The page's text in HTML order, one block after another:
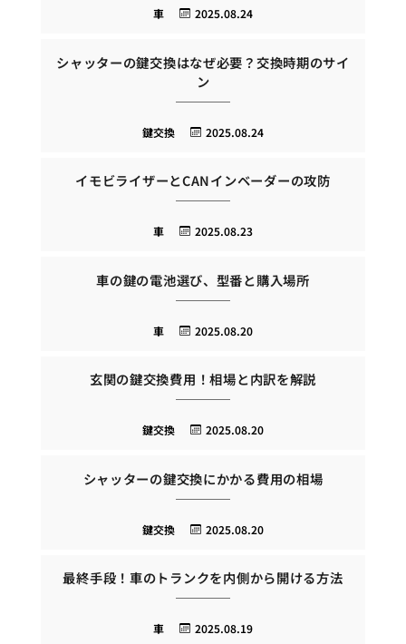
2025.08.24
車
シャッターの鍵交換はなぜ必要？交換時期のサイ
ン
2025.08.24
鍵交換
イモビライザーとCANインベーダーの攻防
2025.08.23
車
車の鍵の電池選び、型番と購入場所
2025.08.20
車
玄関の鍵交換費用！相場と内訳を解説
2025.08.20
鍵交換
シャッターの鍵交換にかかる費用の相場
2025.08.20
鍵交換
最終手段！車のトランクを内側から開ける方法
2025.08.19
車